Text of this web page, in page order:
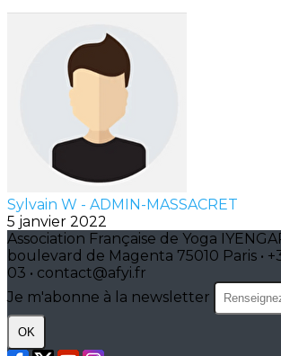
Sylvain W - ADMIN-MASSACRET
5 janvier 2022
Association Française de Yoga
boulevard de Magenta 75010 Paris •
03 • contact@afyi.fr
Je m'abonne à la newsletter
OK